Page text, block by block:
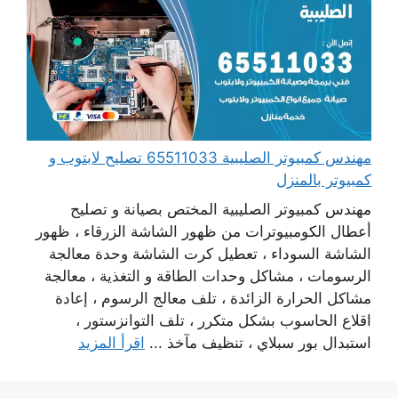
مهندس كمبيوتر الصليبية 65511033 تصليح لابتوب و
كمبيوتر بالمنزل
مهندس كمبيوتر الصليبية المختص بصيانة و تصليح
أعطال الكومبيوترات من ظهور الشاشة الزرقاء ، ظهور
الشاشة السوداء ، تعطيل كرت الشاشة وحدة معالجة
الرسومات ، مشاكل وحدات الطاقة و التغذية ، معالجة
مشاكل الحرارة الزائدة ، تلف معالج الرسوم ، إعادة
اقلاع الحاسوب بشكل متكرر ، تلف التوانزستور ،
استبدال بور سبلاي ، تنظيف مآخذ ... اقرأ المزيد